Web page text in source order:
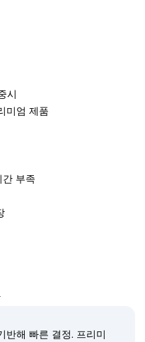
시
미엄 제품
부족
반해 빠른 결정. 프리미